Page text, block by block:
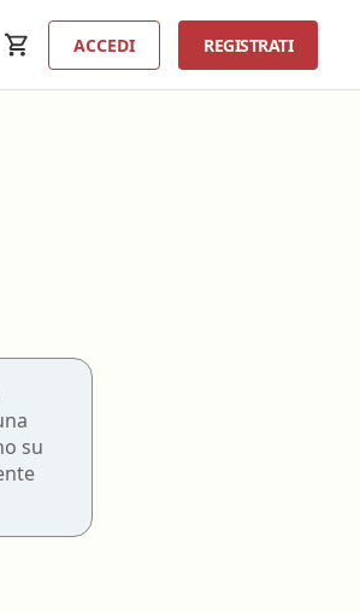
medica
biomedico
Terapista della neuro e
ACCEDI REGISTRATI
su